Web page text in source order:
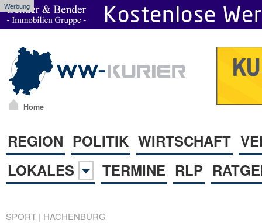
Werbung
Home
REGION POLITIK WIRTSCHAFT
LOKALES
TERMINE RLP
SPORT | HACHENBURG